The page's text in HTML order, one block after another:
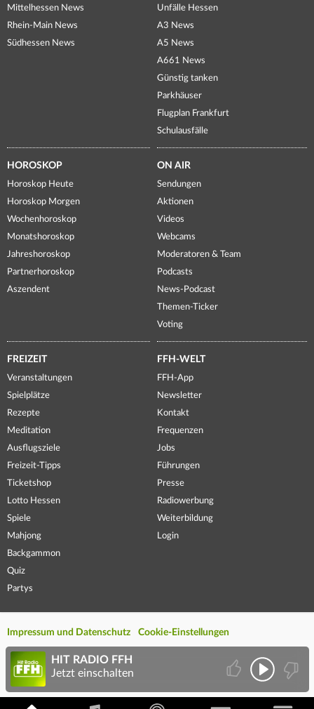
Mittelhessen News
Rhein-Main News
Südhessen News
Unfälle Hessen
A3 News
A5 News
A661 News
Günstig tanken
Parkhäuser
Flugplan Frankfurt
Schulausfälle
HOROSKOP
Horoskop Heute
Horoskop Morgen
Wochenhoroskop
Monatshoroskop
Jahreshoroskop
Partnerhoroskop
Aszendent
ON AIR
Sendungen
Aktionen
Videos
Webcams
Moderatoren & Team
Podcasts
News-Podcast
Themen-Ticker
Voting
FREIZEIT
Veranstaltungen
Spielplätze
Rezepte
Meditation
Ausflugsziele
Freizeit-Tipps
Ticketshop
Lotto Hessen
Spiele
Mahjong
Backgammon
Quiz
Partys
FFH-WELT
FFH-App
Newsletter
Kontakt
Frequenzen
Jobs
Führungen
Presse
Radiowerbung
Weiterbildung
Login
Impressum und Datenschutz Cookie-Einstellungen
HIT RADIO FFH
Jetzt einschalten